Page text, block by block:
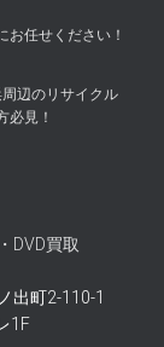
お任せください！
辺のリサイクル
必見！
DVD買取
出町2-110-1
1F